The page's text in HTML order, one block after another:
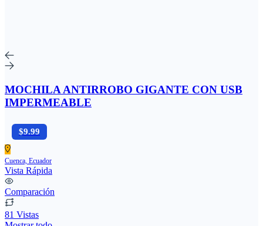
MOCHILA ANTIRROBO GIGANTE CON USB
IMPERMEABLE
$9.99
Cuenca, Ecuador
Vista Rápida
Comparación
81 Vistas